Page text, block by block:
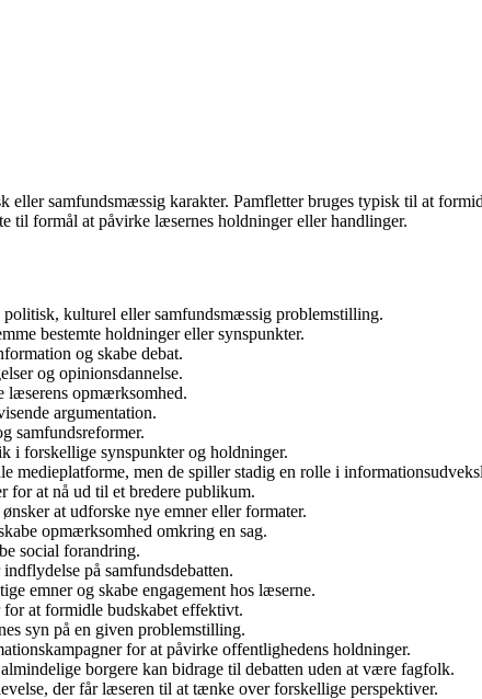
samfundsmæssig karakter. Pamfletter bruges typisk til at
til formål at påvirke læsernes holdninger eller handlinger.
kulturel eller samfundsmæssig problemstilling.
bestemte holdninger eller synspunkter.
og skabe debat.
og opinionsdannelse.
læserens opmærksomhed.
argumentation.
samfundsreformer.
i forskellige synspunkter og holdninger.
medieplatforme, men de spiller stadig en rolle i
for at nå ud til et bredere publikum.
at udforske nye emner eller formater.
opmærksomhed omkring en sag.
social forandring.
på samfundsdebatten.
emner og skabe engagement hos læserne.
at formidle budskabet effektivt.
syn på en given problemstilling.
for at påvirke offentlighedens holdninger.
borgere kan bidrage til debatten uden at være fagfolk.
der får læseren til at tænke over forskellige perspektiver.